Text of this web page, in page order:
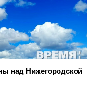
над Нижегородской